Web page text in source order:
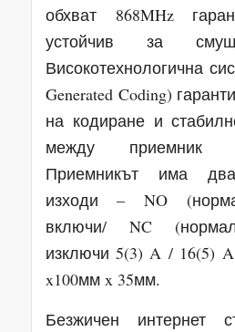
обхват 868MHz
устойчив за
Високотехнологична
Generated Coding)
на кодиране и
между приемник
Приемникът има два
изходи – NO
включи/ NC
изключи 5(3) A / 16(5)
x100мм x 35мм.
Безжичен интернет